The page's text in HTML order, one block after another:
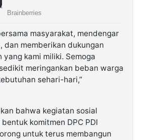
masyarakat, mendengar
dan memberikan dukungan
yang kami miliki. Semoga
meringankan beban warga
sehari-hari,”
bahwa kegiatan sosial
komitmen DPC PDI
untuk terus membangun